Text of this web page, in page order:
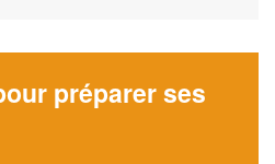
préparer ses